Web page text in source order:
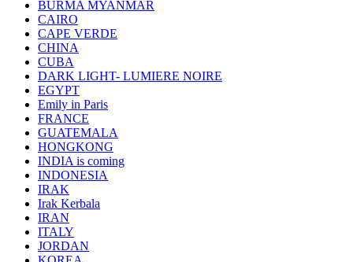
BURMA MYANMAR
CAIRO
CAPE VERDE
CHINA
CUBA
DARK LIGHT- LUMIERE NOIRE
EGYPT
Emily in Paris
FRANCE
GUATEMALA
HONGKONG
INDIA is coming
INDONESIA
IRAK
Irak Kerbala
IRAN
ITALY
JORDAN